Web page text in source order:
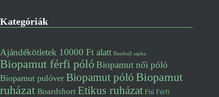
Kategóriák
Ajándékötletek 10000 Ft alatt Baseball sapka
Biopamut férfi póló Biopamut női póló
Biopamut pulóver Biopamut pólóBiopamut
ruházat Boardshort Etikus ruházat Fiú Férfi